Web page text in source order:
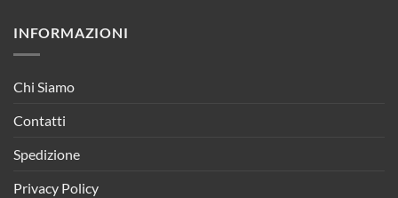
INFORMAZIONI
Chi Siamo
Contatti
Spedizione
Privacy Policy